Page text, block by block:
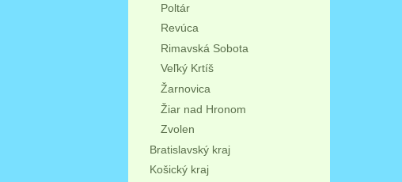
Poltár
Revúca
Rimavská Sobota
Veľký Krtíš
Žarnovica
Žiar nad Hronom
Zvolen
Bratislavský kraj
Košický kraj